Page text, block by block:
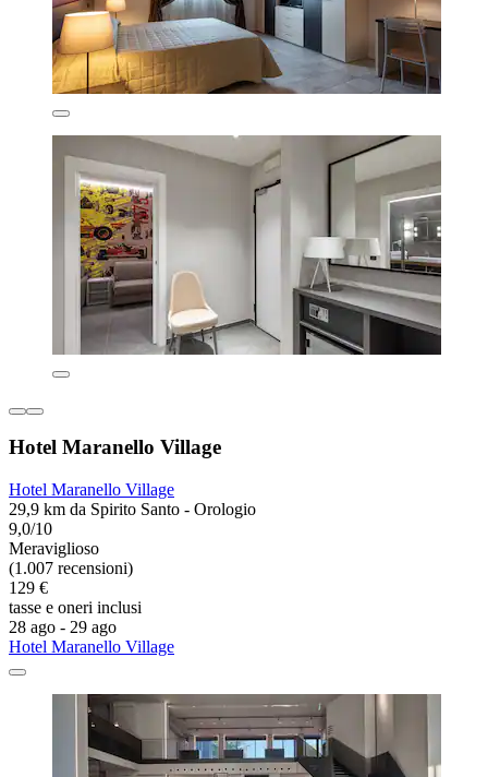
Hotel Maranello Village
Hotel Maranello Village
29,9 km da Spirito Santo - Orologio
9,0/10
Meraviglioso
(1.007 recensioni)
129 €
tasse e oneri inclusi
28 ago - 29 ago
Hotel Maranello Village